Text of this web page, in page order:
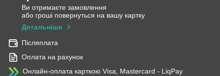
Ви отримаєте замовлення
або гроші повернуться на вашу картку
Детальніше
Післяплата
Оплата на рахунок
Онлайн-оплата карткою Visa, Mastercard - LiqPay